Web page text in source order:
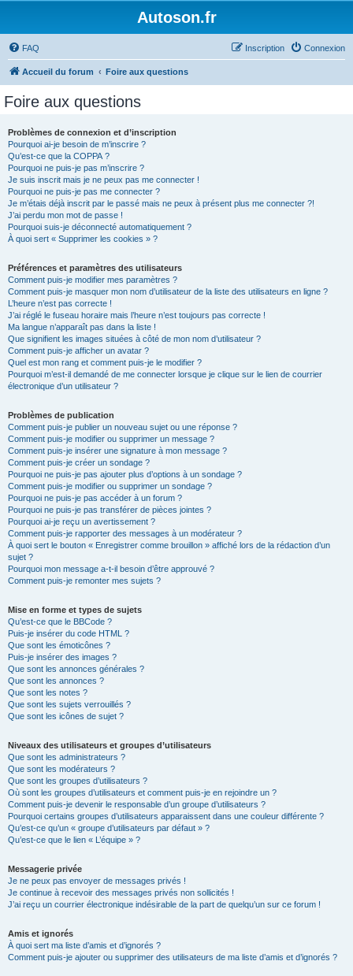
Autoson.fr
FAQ Connexion
Inscription
Accueil du forum Foire aux questions
Foire aux questions
Problèmes de connexion et d’inscription
Pourquoi ai-je besoin de m’inscrire ?
Qu’est-ce que la COPPA ?
Pourquoi ne puis-je pas m’inscrire ?
Je suis inscrit mais je ne peux pas me connecter !
Pourquoi ne puis-je pas me connecter ?
Je m’étais déjà inscrit par le passé mais ne peux à présent plus me connecter ?!
J’ai perdu mon mot de passe !
Pourquoi suis-je déconnecté automatiquement ?
À quoi sert « Supprimer les cookies » ?
Préférences et paramètres des utilisateurs
Comment puis-je modifier mes paramètres ?
Comment puis-je masquer mon nom d’utilisateur de la liste des utilisateurs en ligne ?
L’heure n’est pas correcte !
J’ai réglé le fuseau horaire mais l’heure n’est toujours pas correcte !
Ma langue n’apparaît pas dans la liste !
Que signifient les images situées à côté de mon nom d’utilisateur ?
Comment puis-je afficher un avatar ?
Quel est mon rang et comment puis-je le modifier ?
Pourquoi m’est-il demandé de me connecter lorsque je clique sur le lien de courrier
électronique d’un utilisateur ?
Problèmes de publication
Comment puis-je publier un nouveau sujet ou une réponse ?
Comment puis-je modifier ou supprimer un message ?
Comment puis-je insérer une signature à mon message ?
Comment puis-je créer un sondage ?
Pourquoi ne puis-je pas ajouter plus d’options à un sondage ?
Comment puis-je modifier ou supprimer un sondage ?
Pourquoi ne puis-je pas accéder à un forum ?
Pourquoi ne puis-je pas transférer de pièces jointes ?
Pourquoi ai-je reçu un avertissement ?
Comment puis-je rapporter des messages à un modérateur ?
À quoi sert le bouton « Enregistrer comme brouillon » affiché lors de la rédaction d’un
sujet ?
Pourquoi mon message a-t-il besoin d’être approuvé ?
Comment puis-je remonter mes sujets ?
Mise en forme et types de sujets
Qu’est-ce que le BBCode ?
Puis-je insérer du code HTML ?
Que sont les émoticônes ?
Puis-je insérer des images ?
Que sont les annonces générales ?
Que sont les annonces ?
Que sont les notes ?
Que sont les sujets verrouillés ?
Que sont les icônes de sujet ?
Niveaux des utilisateurs et groupes d’utilisateurs
Que sont les administrateurs ?
Que sont les modérateurs ?
Que sont les groupes d’utilisateurs ?
Où sont les groupes d’utilisateurs et comment puis-je en rejoindre un ?
Comment puis-je devenir le responsable d’un groupe d’utilisateurs ?
Pourquoi certains groupes d’utilisateurs apparaissent dans une couleur différente ?
Qu’est-ce qu’un « groupe d’utilisateurs par défaut » ?
Qu’est-ce que le lien « L’équipe » ?
Messagerie privée
Je ne peux pas envoyer de messages privés !
Je continue à recevoir des messages privés non sollicités !
J’ai reçu un courrier électronique indésirable de la part de quelqu’un sur ce forum !
Amis et ignorés
À quoi sert ma liste d’amis et d’ignorés ?
Comment puis-je ajouter ou supprimer des utilisateurs de ma liste d’amis et d’ignorés ?